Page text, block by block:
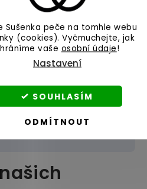
Sušenka peče na tomhle webu
(cookies).Vyčmuchejte, jak
vaše osobní údaje!
Nastavení
ODMÍTNOUT
SOUHLASÍM
psa posypete naším
pro nejedlíky s
Případně můžete vzít
psy s ledvinovou dietou
Pokud si nejste jistí, po
chlupáčovi chutnaly,
vybrat – díky našemu
na vyzkoušení.